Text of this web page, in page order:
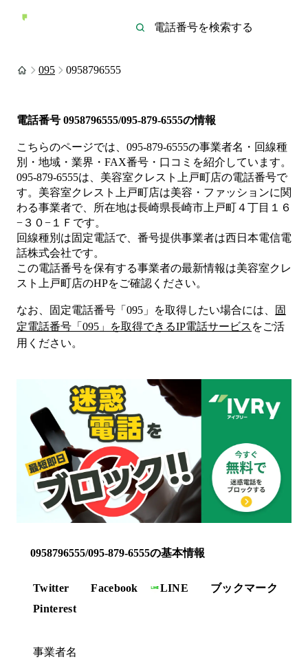
095 0958796555
電話番号 0958796555/095-879-6555の情報
こちらのページでは、 095-879-6555の事業者名・回線種
別・地域・業界・FAX番号・口コミを紹介しています。
095-879-6555は、 美容室クレスト上戸町店の電話番号で
す。 美容室クレスト上戸町店は美容・ファッションに関
わる事業者で、所在地は長崎県長崎市上戸町４丁目１６
−３０−１Ｆ です。
回線種別は固定電話で、番号提供事業者は西日本電信電
話株式会社です。
この電話番号を保有する事業者の最新情報は美容室クレ
スト上戸町店のHPをご確認ください。
なお、固定電話番号「 095 」を取得したい場合には、
固
定電話番号「 095 」を取得できるIP電話サービス をご活
用ください。
0958796555/095-879-6555の基本情報
Twitter Facebook LINE
ブックマーク
Pinterest
事業者名